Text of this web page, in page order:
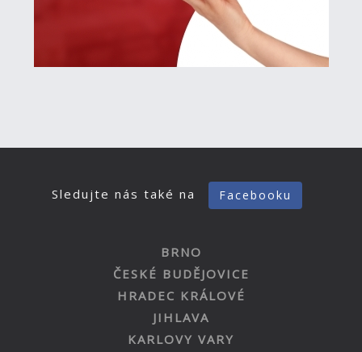
Sledujte nás také na Facebooku
BRNO
ČESKÉ BUDĚJOVICE
HRADEC KRÁLOVÉ
JIHLAVA
KARLOVY VARY